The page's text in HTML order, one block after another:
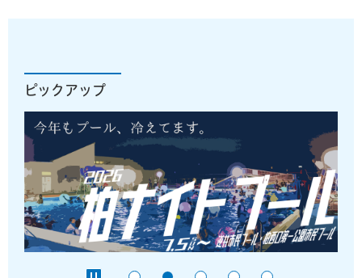
ピックアップ